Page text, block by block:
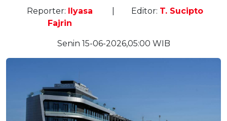
Reporter: Ilyasa
Fajrin
Editor: T. Sucipto
Senin 15-06-2026,05:00 WIB